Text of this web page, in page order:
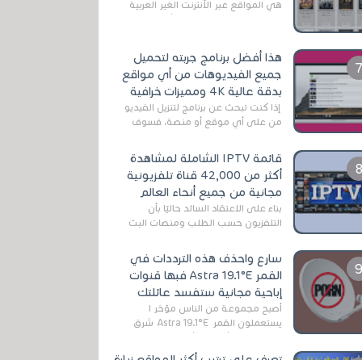
هي المواقع عبر الأنترنت الغير العربية
التي تقدم خدمة تحميل الأفلام على
هذا أفضل برنامج جربته لتحميل
جميع الفيديوهات من أي مواقع
بدقة عالية 4K ومميزات خرافية
إذا كنت تبحث عن برنامج لتنزيل الفيديو
من على أي موقع أو منصة، فسوف
الخاصة بالبرامج والتطبيقات في هذا
المج...
قائمة IPTV الشاملة لمشاهدة
أكثر من 42,000 قناة تلفزيونية
مجانية من جميع أنحاء العالم
بناءً على الاعتقاد السائد حاليًا بأن
التلفزيون حسب الطلب ومنصات البث
سارع واحذف هذه الترددات في
القمر Astra 19.1°E فبها قنوات
إباحية مجانية ستفسد عائلتك
أصبح مجموعة من الناس مؤخر ا
يستعملون القمر Astra 19.1°E شرق
قنوات مميزة جدا تنقل العديد من البرامج